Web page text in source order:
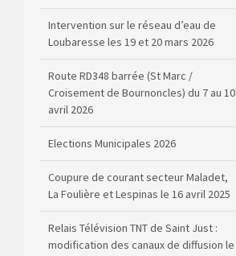
Intervention sur le réseau d’eau de
Loubaresse les 19 et 20 mars 2026
Route RD348 barrée (St Marc /
Croisement de Bournoncles) du 7 au 10
avril 2026
Elections Municipales 2026
Coupure de courant secteur Maladet,
La Foulière et Lespinas le 16 avril 2025
Relais Télévision TNT de Saint Just :
modification des canaux de diffusion le